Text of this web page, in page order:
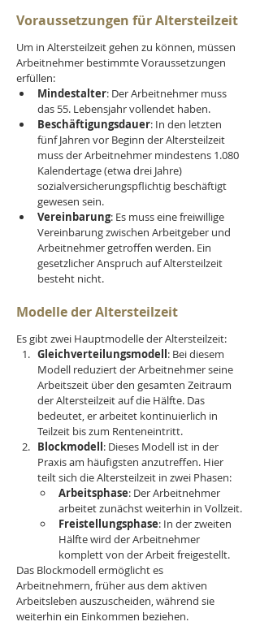
Voraussetzungen für Altersteilzeit
Um in Altersteilzeit gehen zu können, müssen
Arbeitnehmer bestimmte Voraussetzungen
erfüllen:
Mindestalter: Der Arbeitnehmer muss
das 55. Lebensjahr vollendet haben.
Beschäftigungsdauer: In den letzten
fünf Jahren vor Beginn der Altersteilzeit
muss der Arbeitnehmer mindestens 1.080
Kalendertage (etwa drei Jahre)
sozialversicherungspflichtig beschäftigt
gewesen sein.
Vereinbarung: Es muss eine freiwillige
Vereinbarung zwischen Arbeitgeber und
Arbeitnehmer getroffen werden. Ein
gesetzlicher Anspruch auf Altersteilzeit
besteht nicht.
Modelle der Altersteilzeit
Es gibt zwei Hauptmodelle der Altersteilzeit:
Gleichverteilungsmodell: Bei diesem
Modell reduziert der Arbeitnehmer seine
Arbeitszeit über den gesamten Zeitraum
der Altersteilzeit auf die Hälfte. Das
bedeutet, er arbeitet kontinuierlich in
Teilzeit bis zum Renteneintritt.
Blockmodell: Dieses Modell ist in der
Praxis am häufigsten anzutreffen. Hier
teilt sich die Altersteilzeit in zwei Phasen:
Arbeitsphase: Der Arbeitnehmer
arbeitet zunächst weiterhin in Vollzeit.
Freistellungsphase: In der zweiten
Hälfte wird der Arbeitnehmer
komplett von der Arbeit freigestellt.
Das Blockmodell ermöglicht es
Arbeitnehmern, früher aus dem aktiven
Arbeitsleben auszuscheiden, während sie
weiterhin ein Einkommen beziehen.